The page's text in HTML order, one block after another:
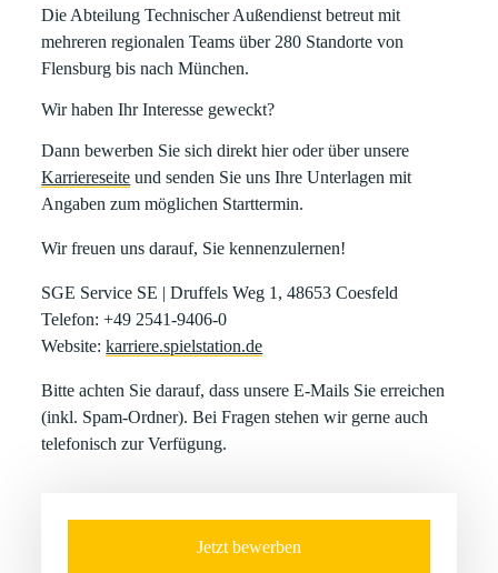
Die Abteilung Technischer Außendienst betreut mit
mehreren regionalen Teams über 280 Standorte von
Flensburg bis nach München.
Wir haben Ihr Interesse geweckt?
Dann bewerben Sie sich direkt hier oder über unsere
Karriereseite und senden Sie uns Ihre Unterlagen mit
Angaben zum möglichen Starttermin.
Wir freuen uns darauf, Sie kennenzulernen!
SGE Service SE | Druffels Weg 1, 48653 Coesfeld
Telefon: +49 2541-9406-0
Website:karriere.spielstation.de
Bitte achten Sie darauf, dass unsere E-Mails Sie erreichen
(inkl. Spam-Ordner). Bei Fragen stehen wir gerne auch
telefonisch zur Verfügung.
Jetzt bewerben